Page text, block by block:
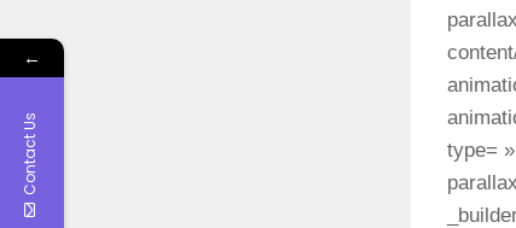
type=
←
Contact Us